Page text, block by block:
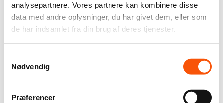
analysepartnere. Vores partnere kan kombinere disse
data med andre oplysninger, du har givet dem, eller som
de har indsamlet fra din brug af deres tjenester.
Nødvendig
Præferencer